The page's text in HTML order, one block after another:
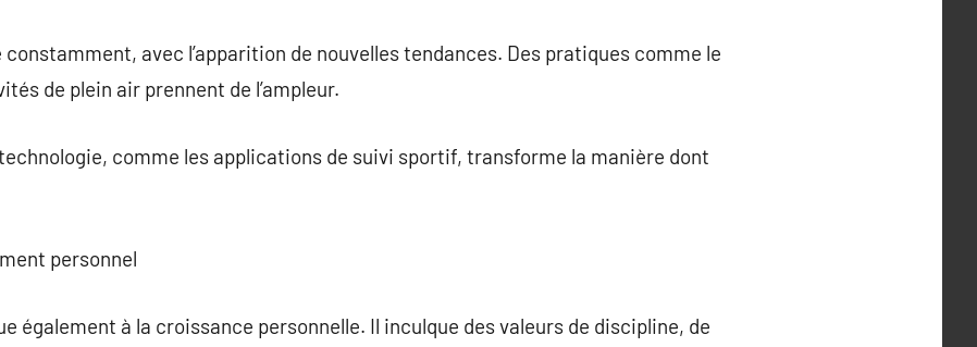
avec l’apparition de nouvelles tendances. Des pratiques comme le
de plein air prennent de l’ampleur.
comme les applications de suivi sportif, transforme la manière dont
personnel
également à la croissance personnelle. Il inculque des valeurs de discipline, de